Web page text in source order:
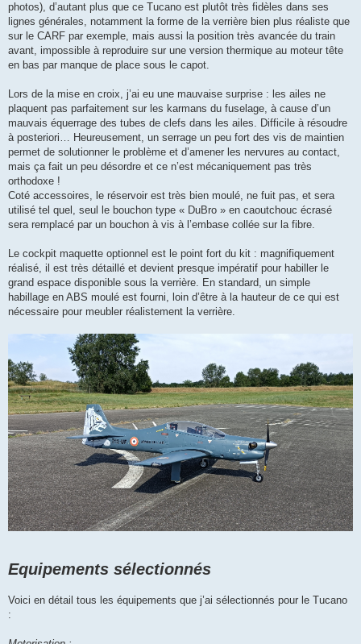
photos), d’autant plus que ce Tucano est plutôt très fidèles dans ses
lignes générales, notamment la forme de la verrière bien plus réaliste que
sur le CARF par exemple, mais aussi la position très avancée du train
avant, impossible à reproduire sur une version thermique au moteur tête
en bas par manque de place sous le capot.
Lors de la mise en croix, j’ai eu une mauvaise surprise : les ailes ne
plaquent pas parfaitement sur les karmans du fuselage, à cause d’un
mauvais équerrage des tubes de clefs dans les ailes. Difficile à résoudre
à posteriori… Heureusement, un serrage un peu fort des vis de maintien
permet de solutionner le problème et d’amener les nervures au contact,
mais ça fait un peu désordre et ce n’est mécaniquement pas très
orthodoxe !
Coté accessoires, le réservoir est très bien moulé, ne fuit pas, et sera
utilisé tel quel, seul le bouchon type « DuBro » en caoutchouc écrasé
sera remplacé par un bouchon à vis à l’embase collée sur la fibre.
Le cockpit maquette optionnel est le point fort du kit : magnifiquement
réalisé, il est très détaillé et devient presque impératif pour habiller le
grand espace disponible sous la verrière. En standard, un simple
habillage en ABS moulé est fourni, loin d’être à la hauteur de ce qui est
nécessaire pour meubler réalistement la verrière.
Equipements sélectionnés
Voici en détail tous les équipements que j’ai sélectionnés pour le Tucano
: